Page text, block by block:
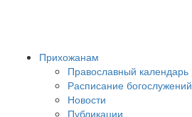
Прихожанам
Православный календарь
Расписание богослужений
Новости
Публикации